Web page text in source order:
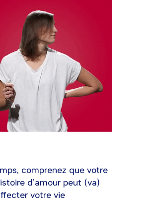
comprenez que votre
d’amour peut (va)
votre vie